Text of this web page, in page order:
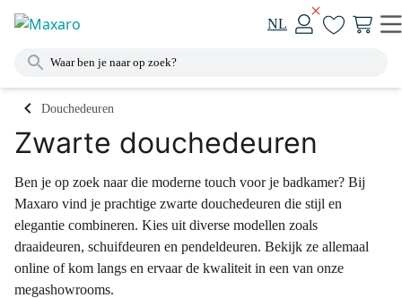
NL
Douchedeuren
Zwarte douchedeuren
Ben je op zoek naar die moderne touch voor je badkamer? Bij
Maxaro vind je prachtige zwarte douchedeuren die stijl en
elegantie combineren. Kies uit diverse modellen zoals
draaideuren, schuifdeuren en pendeldeuren. Bekijk ze allemaal
online of kom langs en ervaar de kwaliteit in een van onze
megashowrooms.